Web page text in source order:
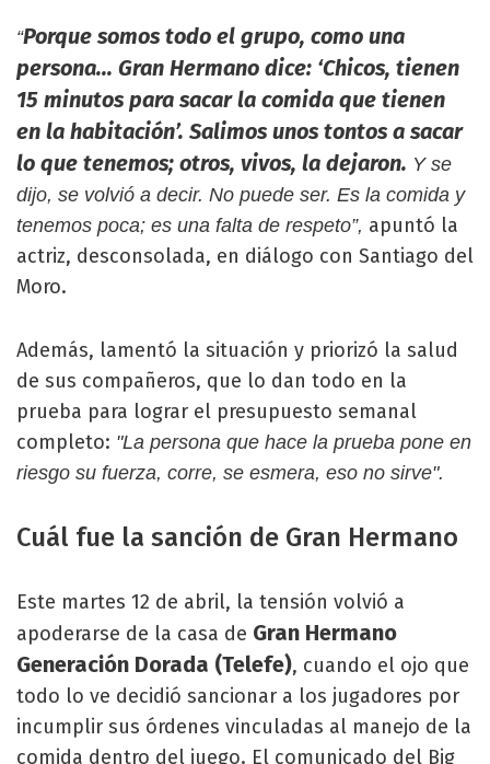
“Porque somos todo el grupo, como una
persona... Gran Hermano dice: ‘Chicos, tienen
15 minutos para sacar la comida que tienen
en la habitación’. Salimos unos tontos a sacar
lo que tenemos; otros, vivos, la dejaron. Y se
dijo, se volvió a decir. No puede ser. Es la comida y
tenemos poca; es una falta de respeto”, apuntó la
actriz, desconsolada, en diálogo con Santiago del
Moro.
Además, lamentó la situación y priorizó la salud
de sus compañeros, que lo dan todo en la
prueba para lograr el presupuesto semanal
completo: "La persona que hace la prueba pone en
riesgo su fuerza, corre, se esmera, eso no sirve".
Cuál fue la sanción de Gran Hermano
Este martes 12 de abril, la tensión volvió a
apoderarse de la casa de Gran Hermano
Generación Dorada (Telefe), cuando el ojo que
todo lo ve decidió sancionar a los jugadores por
incumplir sus órdenes vinculadas al manejo de la
comida dentro del juego. El comunicado del Big